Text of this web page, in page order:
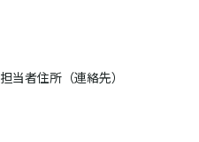
担当者住所（連絡先）